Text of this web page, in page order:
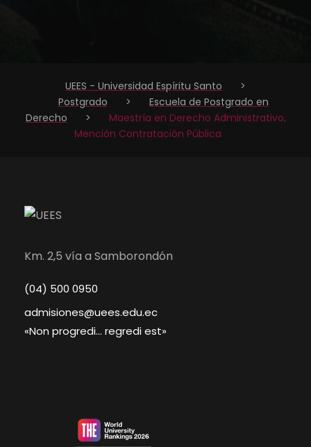
UEES - Universidad Espíritu Santo
>
Postgrado
>
Escuela de Postgrado en
Derecho
>
Maestría en Derecho Administrativo,
Mención Contratación Pública
Km. 2,5 vía a Samborondón
(04) 500 0950
admisiones@uees.edu.ec
«Non progredi… regredi est»